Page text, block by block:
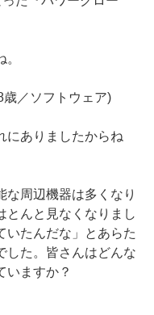
／ソフトウェア)
にありましたからね
な周辺機器は多くなり
とんと見なくなりまし
いたんだな」とあらた
した。皆さんはどんな
いますか？